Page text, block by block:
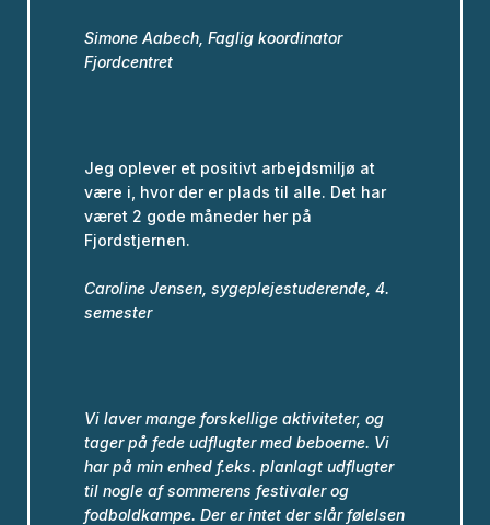
Simone Aabech, Faglig koordinator
Fjordcentret
Jeg oplever et positivt arbejdsmiljø at
være i, hvor der er plads til alle. Det har
været 2 gode måneder her på
Fjordstjernen.
Caroline Jensen, sygeplejestuderende, 4.
semester
Vi laver mange forskellige aktiviteter, og
tager på fede udflugter med beboerne. Vi
har på min enhed f.eks. planlagt udflugter
til nogle af sommerens festivaler og
fodboldkampe. Der er intet der slår følelsen